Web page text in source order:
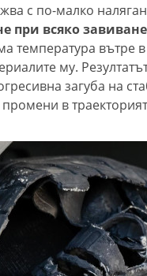
с по-малко
при всяко
температура вътре
му.
загуба на
в